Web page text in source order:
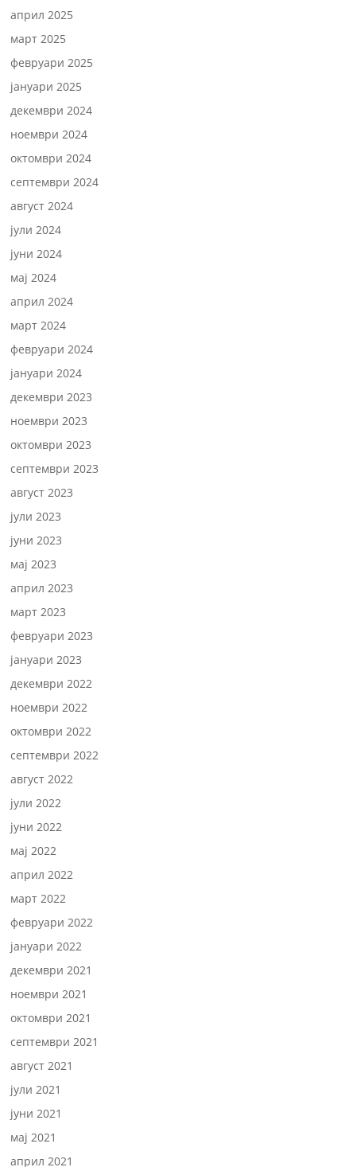
април 2025
март 2025
февруари 2025
јануари 2025
декември 2024
ноември 2024
октомври 2024
септември 2024
август 2024
јули 2024
јуни 2024
мај 2024
април 2024
март 2024
февруари 2024
јануари 2024
декември 2023
ноември 2023
октомври 2023
септември 2023
август 2023
јули 2023
јуни 2023
мај 2023
април 2023
март 2023
февруари 2023
јануари 2023
декември 2022
ноември 2022
октомври 2022
септември 2022
август 2022
јули 2022
јуни 2022
мај 2022
април 2022
март 2022
февруари 2022
јануари 2022
декември 2021
ноември 2021
октомври 2021
септември 2021
август 2021
јули 2021
јуни 2021
мај 2021
април 2021